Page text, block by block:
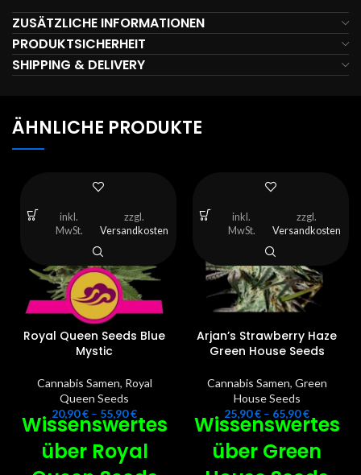
ZUSÄTZLICHE INFORMATIONEN
PRODUKTSICHERHEIT
SHIPPING & DELIVERY
ÄHNLICHE PRODUKTE
Royal Queen Seeds Blue
Mystic
Cannabis Samen, Royal
Queen Seeds
20,90€ – 55,90€
Wissenswertes
über Royal
inkl.
MwSt.
zzgl.
Versandkosten
Arjan’s Strawberry Haze
Green House Seeds
Cannabis Samen, Green
House Seeds
25,90€ – 65,90€
Wissenswertes
über Green
inkl.
MwSt.
zzgl.
Versandkosten